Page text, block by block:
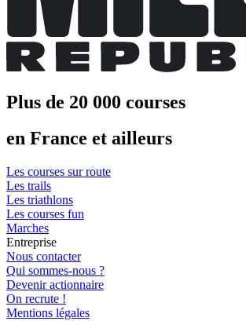
Plus de 20 000 courses
en France et ailleurs
Les courses sur route
Les trails
Les triathlons
Les courses fun
Marches
Entreprise
Nous contacter
Qui sommes-nous ?
Devenir actionnaire
On recrute !
Mentions légales